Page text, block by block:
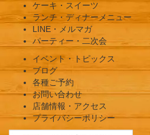
ケーキ・スイーツ
ランチ・ディナーメニュー
LINE・メルマガ
パーティー・二次会
イベント・トピックス
ブログ
各種ご予約
お問い合わせ
店舗情報・アクセス
プライバシーポリシー